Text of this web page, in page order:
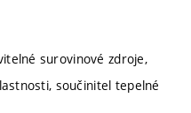
surovinové zdroje,
součinitel tepelné